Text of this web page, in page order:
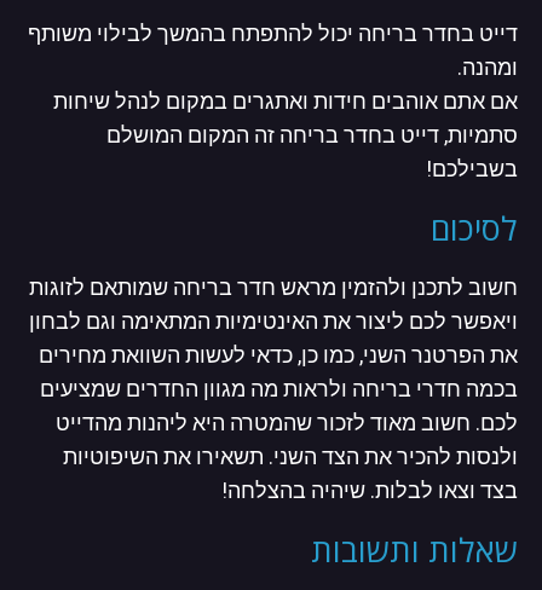
דייט בחדר בריחה יכול להתפתח בהמשך לבילוי משותף
ומהנה.
אם אתם אוהבים חידות ואתגרים במקום לנהל שיחות
סתמיות, דייט בחדר בריחה זה המקום המושלם
בשבילכם!
לסיכום
חשוב לתכנן ולהזמין מראש חדר בריחה שמותאם לזוגות
ויאפשר לכם ליצור את האינטימיות המתאימה וגם לבחון
את הפרטנר השני, כמו כן, כדאי לעשות השוואת מחירים
בכמה חדרי בריחה ולראות מה מגוון החדרים שמציעים
לכם. חשוב מאוד לזכור שהמטרה היא ליהנות מהדייט
ולנסות להכיר את הצד השני. תשאירו את השיפוטיות
בצד וצאו לבלות. שיהיה בהצלחה!
שאלות ותשובות